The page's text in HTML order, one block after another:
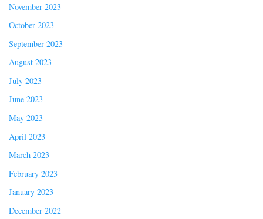
November 2023
October 2023
September 2023
August 2023
July 2023
June 2023
May 2023
April 2023
March 2023
February 2023
January 2023
December 2022